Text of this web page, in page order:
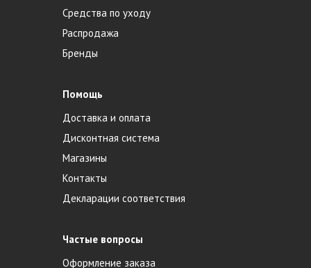
Средства по уходу
Распродажа
Бренды
Помощь
Доставка и оплата
Дисконтная система
Магазины
Контакты
Декларации соответствия
Частые вопросы
Оформление заказа